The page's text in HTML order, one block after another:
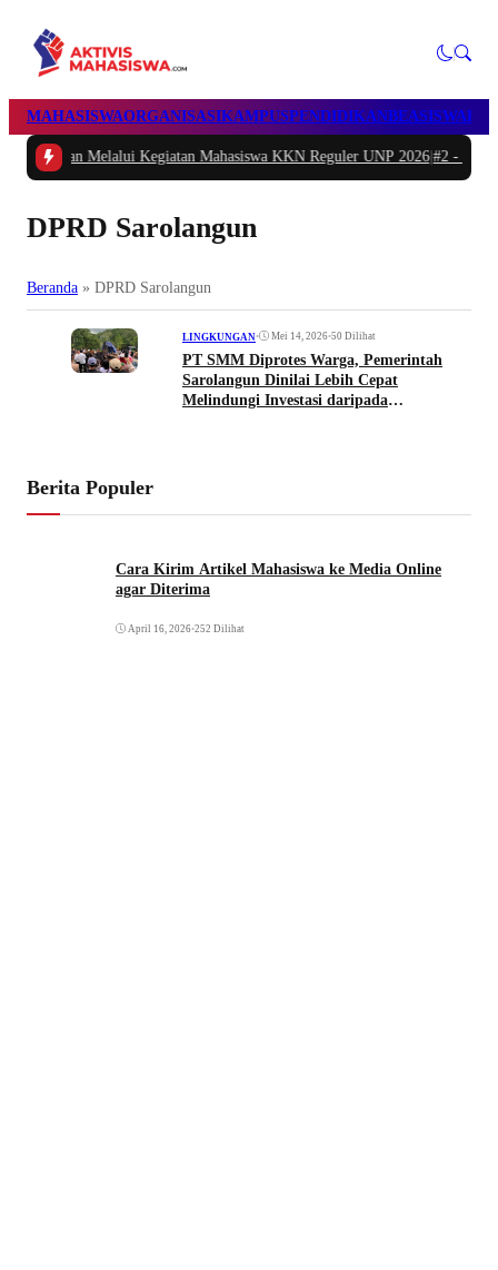
MAHASISWAORGANISASIKAMPUSPENDIDIKANBEASISWA
Kegiatan Mahasiswa KKN Reguler UNP 2026|#2 -Peduli Generasi
DPRD Sarolangun
Beranda » DPRD Sarolangun
LINGKUNGAN• Mei 14, 2026•50 Dilihat
PT SMM Diprotes Warga, Pemerintah
Sarolangun Dinilai Lebih Cepat
Melindungi Investasi daripada
Berita Populer
Cara Kirim Artikel Mahasiswa ke Media Online
agar Diterima
April 16, 2026•252 Dilihat